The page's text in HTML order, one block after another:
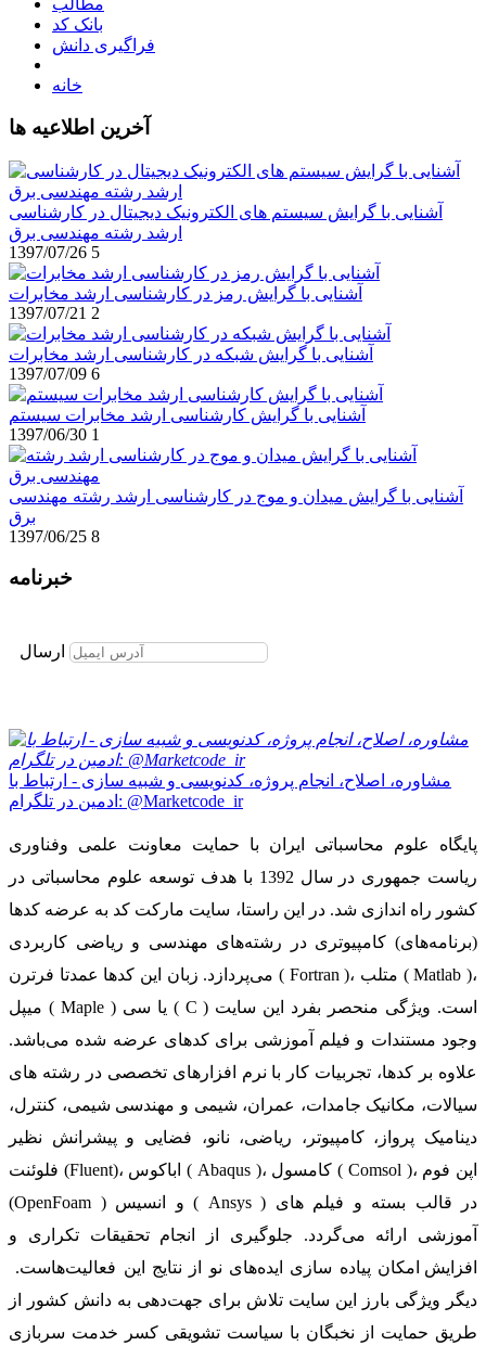
مطالب
بانک کد
فراگیری دانش
خانه
آخرین اطلاعیه ها
آشنایی با گرایش سیستم های الکترونیک دیجیتال در کارشناسی
ارشد رشته مهندسی برق
1397/07/26 5
آشنایی با گرایش رمز در کارشناسی ارشد مخابرات
1397/07/21 2
آشنایی با گرایش شبکه در کارشناسی ارشد مخابرات
1397/07/09 6
آشنایی با گرایش کارشناسی ارشد مخابرات سیستم
1397/06/30 1
آشنایی با گرایش میدان و موج در کارشناسی ارشد رشته مهندسی
برق
1397/06/25 8
خبرنامه
ارسال
مشاوره، اصلاح، انجام پروژه، کدنویسی و شبیه سازی - ارتباط با
ادمین در تلگرام: @Marketcode_ir
پایگاه علوم محاسباتی ایران با حمایت معاونت علمی وفناوری
ریاست جمهوری در سال 1392 با هدف توسعه علوم محاسباتی در
کشور راه اندازی شد. در این راستا، سایت مارکت کد به عرضه کدها
(برنامه‌های) کامپیوتری در رشته‌های مهندسی و ریاضی کاربردی
می‌پردازد. زبان این کدها عمدتا فرترن ( Fortran )، متلب ( Matlab )،
میپل ( Maple ) یا سی ( C ) است. ویژگی منحصر بفرد این سایت
وجود مستندات و فیلم آموزشی برای کدهای عرضه شده می‌باشد.
علاوه بر کدها، تجربیات کار با نرم افزارهای تخصصی در رشته های
سیالات، مکانیک جامدات، عمران، شیمی و مهندسی شیمی، کنترل،
دینامیک پرواز، کامپیوتر، ریاضی، نانو، فضایی و پیشرانش نظیر
فلوئنت (Fluent)، اباکوس ( Abaqus )، کامسول ( Comsol )، اپن فوم
(OpenFoam ) و انسیس ( Ansys ) در قالب بسته‌ و فیلم های
آموزشی ارائه می‌گردد. جلوگیری از انجام تحقیقات تکراری و
افزایش امکان پیاده سازی ایده‌های نو از نتایج این فعالیت‌هاست.
دیگر ویژگی بارز این سایت تلاش برای جهت‌دهی به دانش کشور از
طریق حمایت از نخبگان با سیاست تشویقی کسر خدمت سربازی